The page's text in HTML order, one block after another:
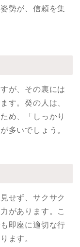
勢が、信頼を集
が、その裏には
す。癸の人は、
め、「しっかり
多いでしょう。
せず、サクサク
があります。こ
即座に適切な行
ます。